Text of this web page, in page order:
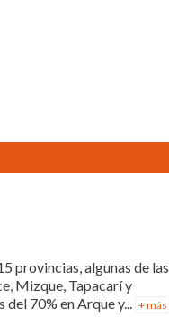
provincias, algunas de las
Mizque, Tapacarí y
70% en Arque y... + más